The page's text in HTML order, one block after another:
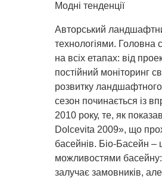
Модні тенденції
Авторський
технологіями. Головна
на всіх етапах: від
постійний моніторинг
розвитку
сезон починається із
2010 року, те, як
Dolcevita 2009», що
басейнів. Біо-Басейн –
можливостями басейну:
залучає замовників,